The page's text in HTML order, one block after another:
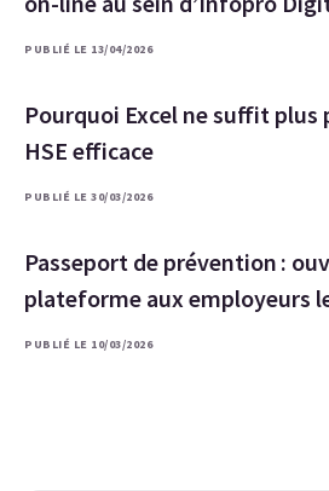
PUBLIÉ LE 13/04/2026
Pourquoi Excel ne suffit
HSE efficace
PUBLIÉ LE 30/03/2026
Passeport de prévention :
plateforme aux employeurs
PUBLIÉ LE 10/03/2026